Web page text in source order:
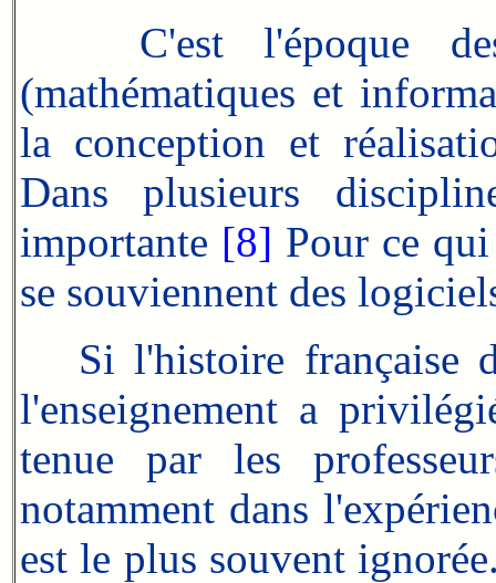
C'est l'époque
(mathématiques et
la conception et
Dans plusieurs
importante [8] Pour ce
se souviennent des
Si l'histoire française
l'enseignement a
tenue par les
notamment dans
est le plus souvent